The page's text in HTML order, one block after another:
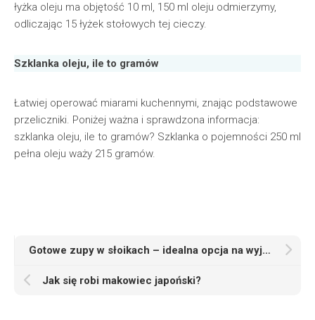
łyżka oleju ma objętość 10 ml, 150 ml oleju odmierzymy,
odliczając 15 łyżek stołowych tej cieczy.
Szklanka oleju, ile to gramów
Łatwiej operować miarami kuchennymi, znając podstawowe
przeliczniki. Poniżej ważna i sprawdzona informacja:
szklanka oleju, ile to gramów? Szklanka o pojemności 250 ml
pełna oleju waży 215 gramów.
Gotowe zupy w słoikach – idealna opcja na wyjazd!
Jak się robi makowiec japoński?